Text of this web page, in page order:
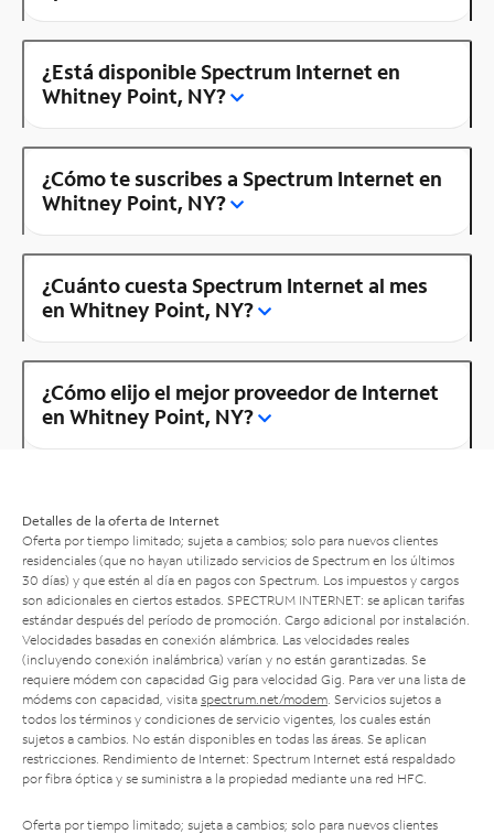
¿Está disponible Spectrum Internet en
Whitney Point, NY?
¿Cómo te suscribes a Spectrum Internet en
Whitney Point, NY?
¿Cuánto cuesta Spectrum Internet al mes
en Whitney Point, NY?
¿Cómo elijo el mejor proveedor de Internet
en Whitney Point, NY?
Detalles de la oferta de Internet
Oferta por tiempo limitado; sujeta a cambios; solo para nuevos clientes
residenciales (que no hayan utilizado servicios de Spectrum en los últimos
30 días) y que estén al día en pagos con Spectrum. Los impuestos y cargos
son adicionales en ciertos estados. SPECTRUM INTERNET: se aplican tarifas
estándar después del período de promoción. Cargo adicional por instalación.
Velocidades basadas en conexión alámbrica. Las velocidades reales
(incluyendo conexión inalámbrica) varían y no están garantizadas. Se
requiere módem con capacidad Gig para velocidad Gig. Para ver una lista de
módems con capacidad, visita spectrum.net/modem . Servicios sujetos a
todos los términos y condiciones de servicio vigentes, los cuales están
sujetos a cambios. No están disponibles en todas las áreas. Se aplican
restricciones. Rendimiento de Internet: Spectrum Internet está respaldado
por fibra óptica y se suministra a la propiedad mediante una red HFC.
Oferta por tiempo limitado; sujeta a cambios; solo para nuevos clientes